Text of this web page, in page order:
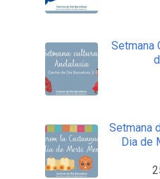
Setmana
Setmana
Dia de